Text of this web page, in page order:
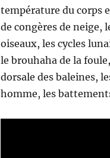
température du corps
de congères de neige,
oiseaux, les cycles
le brouhaha de la
dorsale des baleines,
homme, les